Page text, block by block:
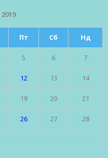
Пт Сб Нд
5 6 7
12 13 14
19 20 21
26 27 28